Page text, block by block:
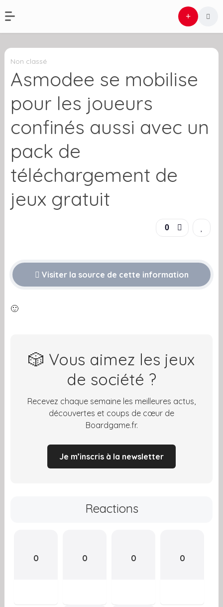
Non classé
Asmodee se mobilise
pour les joueurs
confinés aussi avec un
pack de
téléchargement de
jeux gratuit
0
Visiter la source de cette information
🙂
🎲 Vous aimez les jeux
de société ?
Recevez chaque semaine les meilleures actus,
découvertes et coups de cœur de
Boardgame.fr.
Je m’inscris à la newsletter
Reactions
0 0 0 0